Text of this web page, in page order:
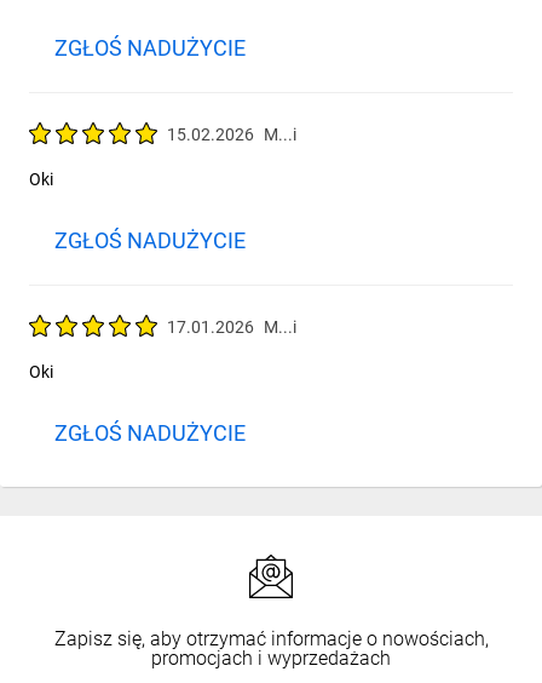
ZGŁOŚ NADUŻYCIE
15.02.2026 M...i
Oki
ZGŁOŚ NADUŻYCIE
17.01.2026 M...i
Oki
ZGŁOŚ NADUŻYCIE
Zapisz się, aby otrzymać informacje o nowościach,
promocjach i wyprzedażach